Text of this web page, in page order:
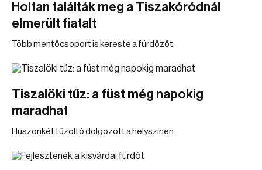
Holtan találták meg a Tiszakóródnál
elmerült fiatalt
Több mentőcsoport is kereste a fürdőzőt.
Tiszalöki tűz: a füst még napokig
maradhat
Huszonkét tűzoltó dolgozott a helyszínen.